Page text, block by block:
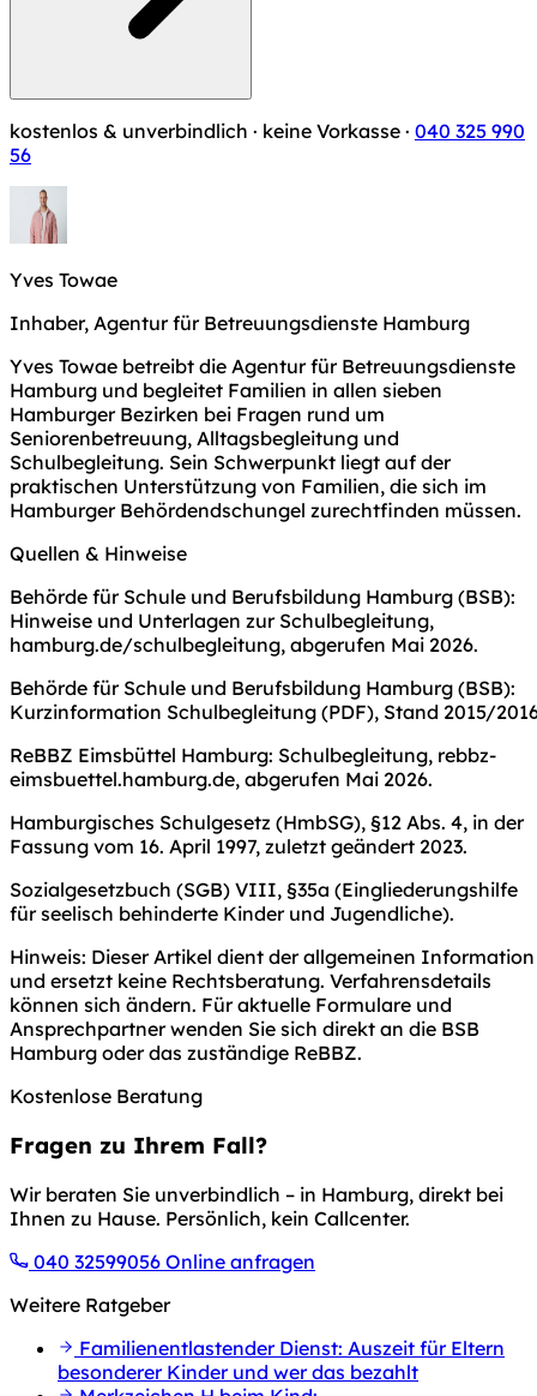
kostenlos & unverbindlich · keine Vorkasse · 040 325 990
56
Yves Towae
Inhaber, Agentur für Betreuungsdienste Hamburg
Yves Towae betreibt die Agentur für Betreuungsdienste
Hamburg und begleitet Familien in allen sieben
Hamburger Bezirken bei Fragen rund um
Seniorenbetreuung, Alltagsbegleitung und
Schulbegleitung. Sein Schwerpunkt liegt auf der
praktischen Unterstützung von Familien, die sich im
Hamburger Behördendschungel zurechtfinden müssen.
Quellen & Hinweise
Behörde für Schule und Berufsbildung Hamburg (BSB):
Hinweise und Unterlagen zur Schulbegleitung,
hamburg.de/schulbegleitung, abgerufen Mai 2026.
Behörde für Schule und Berufsbildung Hamburg (BSB):
Kurzinformation Schulbegleitung (PDF), Stand 2015/
ReBBZ Eimsbüttel Hamburg: Schulbegleitung, rebbz-
eimsbuettel.hamburg.de, abgerufen Mai 2026.
Hamburgisches Schulgesetz (HmbSG), §12 Abs. 4, in der
Fassung vom 16. April 1997, zuletzt geändert 2023.
Sozialgesetzbuch (SGB) VIII, §35a (Eingliederungshilfe
für seelisch behinderte Kinder und Jugendliche).
Hinweis: Dieser Artikel dient der allgemeinen Information
und ersetzt keine Rechtsberatung. Verfahrensdetails
können sich ändern. Für aktuelle Formulare und
Ansprechpartner wenden Sie sich direkt an die BSB
Hamburg oder das zuständige ReBBZ.
Kostenlose Beratung
Fragen zu Ihrem Fall?
Wir beraten Sie unverbindlich – in Hamburg, direkt bei
Ihnen zu Hause. Persönlich, kein Callcenter.
040 32599056 Online anfragen
Weitere Ratgeber
Familienentlastender Dienst: Auszeit für Eltern
besonderer Kinder und wer das bezahlt